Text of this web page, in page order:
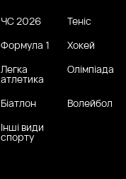
ЧС 2026
Теніс
Формула 1
Хокей
Легка
атлетика
Олімпіада
Біатлон
Волейбол
Інші види
спорту